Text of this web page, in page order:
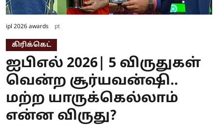
ipl 2026 awards pt
கிரிக்கெட்
ஐபிஎல் 2026| 5 விருதுகள்
வென்ற சூர்யவன்ஷி..
மற்ற யாருக்கெல்லாம்
என்ன விருது?